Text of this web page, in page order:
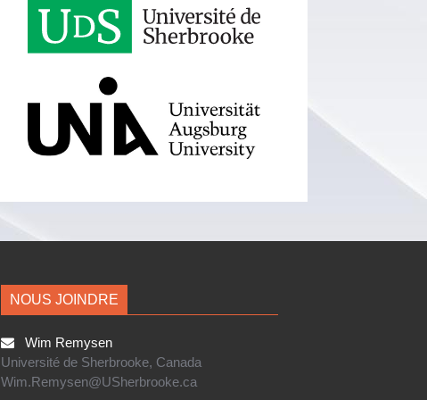
NOUS JOINDRE
Wim Remysen
Université de Sherbrooke, Canada
Wim.Remysen@USherbrooke.ca